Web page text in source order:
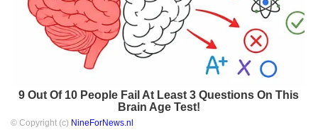
9 Out Of 10 People Fail At Least 3 Questions On This
Brain Age Test!
© Copyright (c) NineForNews.nl